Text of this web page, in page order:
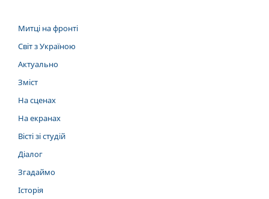
Митці на фронті
Світ з Україною
Актуально
Зміст
На сценах
На екранах
Вісті зі студій
Діалог
Згадаймо
Історія